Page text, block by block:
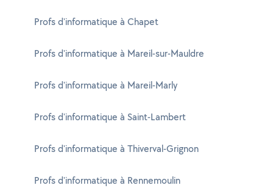
Profs d'informatique à Chapet
Profs d'informatique à Mareil-sur-Mauldre
Profs d'informatique à Mareil-Marly
Profs d'informatique à Saint-Lambert
Profs d'informatique à Thiverval-Grignon
Profs d'informatique à Rennemoulin